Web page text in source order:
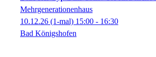
Mehrgenerationenhaus
10.12.26 (1-mal) 15:00 - 16:30
Bad Königshofen